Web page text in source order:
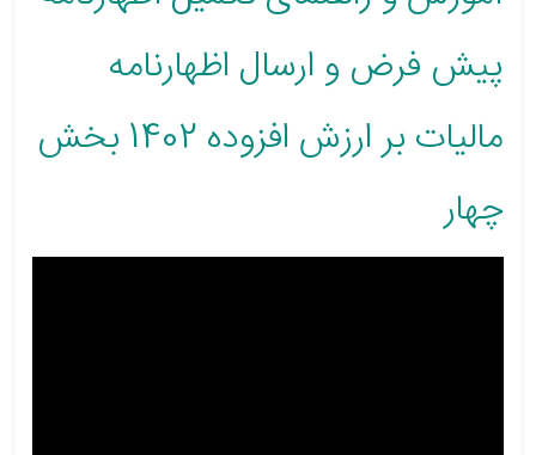
پیش فرض و ارسال اظهارنامه
مالیات بر ارزش افزوده 1402 بخش
چهار